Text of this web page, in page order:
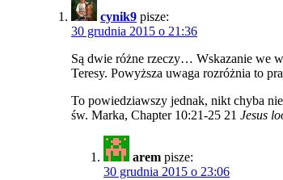
cynik9 pisze:
30 grudnia 2015 o 21:36
Są dwie różne rzeczy… Wskazanie we
Teresy. Powyższa uwaga rozróżnia to
To powiedziawszy jednak, nikt chyba
św. Marka, Chapter 10:21-25 21 Jesus
arem pisze:
30 grudnia 2015 o 23:06